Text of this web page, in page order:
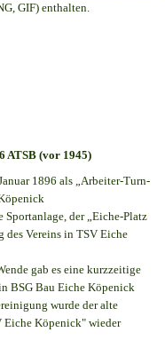
GIF) enthalten.
ATSB (vor 1945)
1896 als „Arbeiter-Turn-
Sportanlage, der „Eiche-Platz
des Vereins in TSV Eiche
gab es eine kurzzeitige
BSG Bau Eiche Köpenick
wurde der alte
Eiche Köpenick" wieder